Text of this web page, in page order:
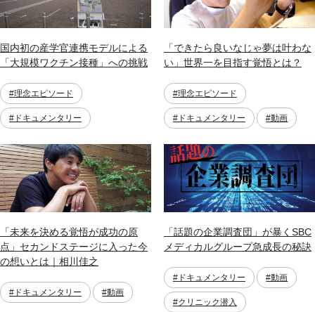
国内初の産学官連携モデルによる
「大規模ワクチン接種」への挑戦
#理念エピソード
#ドキュメンタリー
「できたら良いなじゃ夢は叶わな
い」世界一を目指す覚悟とは？
#理念エピソード
#ドキュメンタリー #動画
「未来を決める覚悟が成功の原
点」セカンドステージに入った今
の想いとは｜相川佳之
#ドキュメンタリー #動画
「話題の企業調査団」が暴くSBC
メディカルグループ急成長の秘訣
#ドキュメンタリー #動画
#クリニック潜入